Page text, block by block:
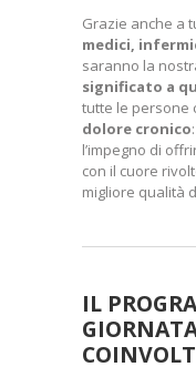
Grazie anche a
medici,
saranno la
significato a
tutte le persone
dolore cronico
l’impegno di
con il cuore
migliore qualità
IL